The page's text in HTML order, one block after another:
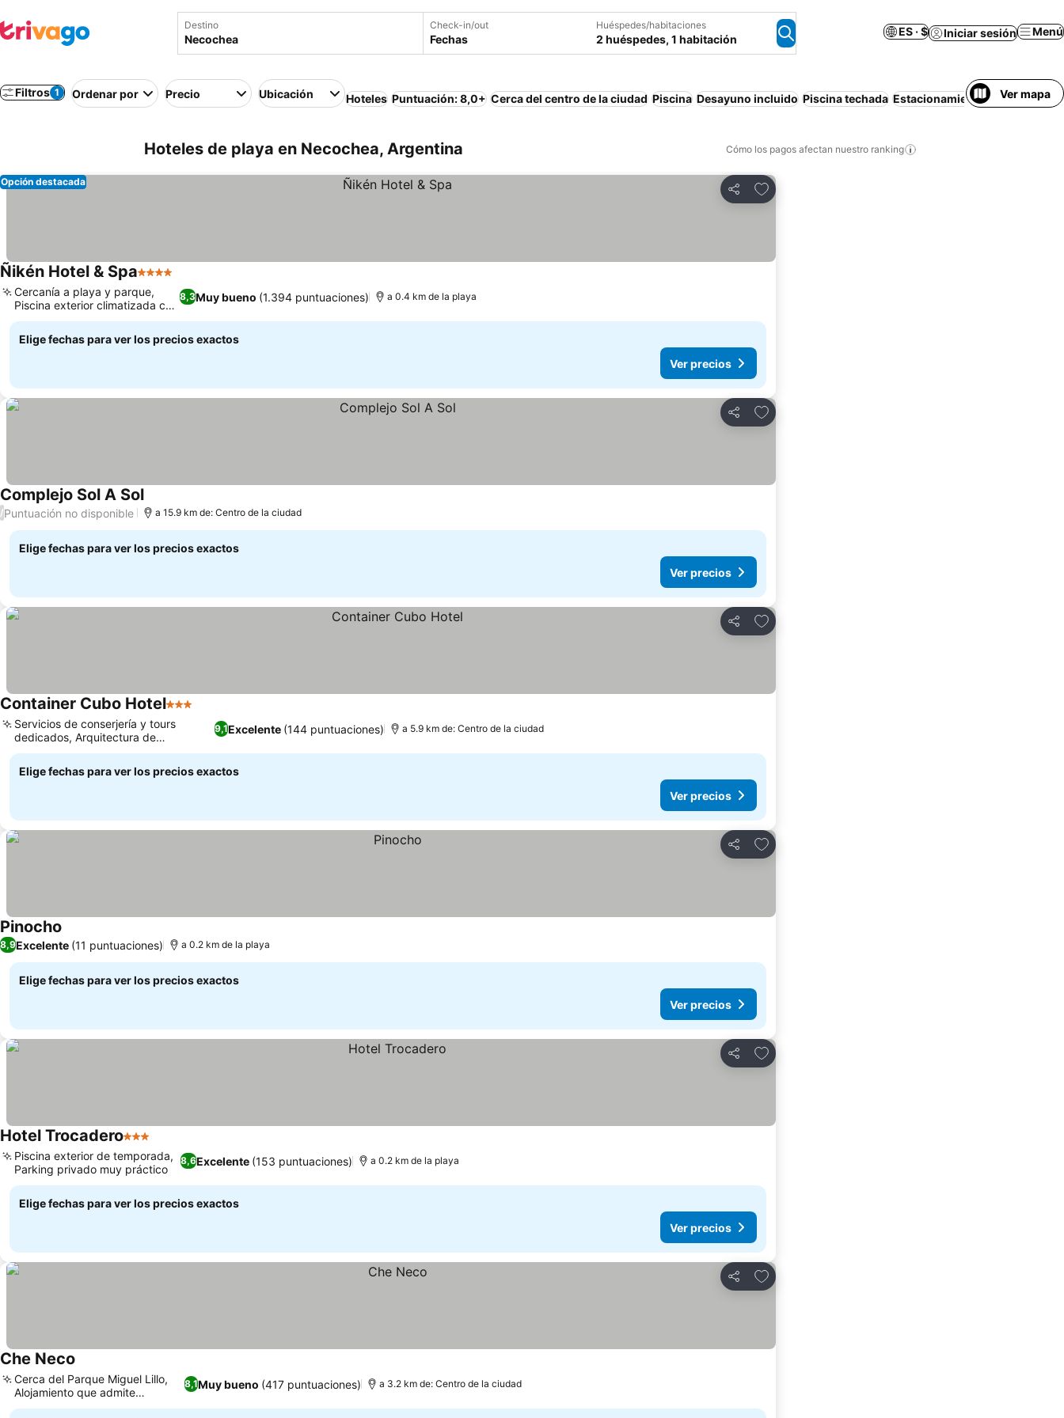
Destino Check-in/out
Fechas
Huéspedes/habitaciones
2 huéspedes, 1 habitación
ES · $ Iniciar sesión Menú
Filtros 1 Ordenar por Precio Ubicación Hoteles Puntuación: 8,0+ Cerca del centro de la ciudad Piscina Desayuno incluido Piscina techada Estacionamiento Apartamento
Ver mapa
Hoteles de playa en Necochea, Argentina Cómo los pagos afectan nuestro ranking
Compartir
Agregar a favoritos
Opción destacada
Ñikén Hotel & Spa4 Estrellas
8,3Muy bueno (1.394 puntuaciones)
Cercanía a playa y parque,
Piscina exterior climatizada con
bar
a 0.4 km de la playa
Elige fechas para ver los precios exactos
Ver precios
Compartir
Agregar a favoritos
Complejo Sol A Sol
/Puntuación no disponible a 15.9 km de: Centro de la ciudad
Elige fechas para ver los precios exactos
Ver precios
Compartir
Agregar a favoritos
Container Cubo Hotel3 Estrellas
9,1Excelente (144 puntuaciones)
Servicios de conserjería y tours
dedicados, Arquitectura de
contenedores única
a 5.9 km de: Centro de la ciudad
Elige fechas para ver los precios exactos
Ver precios
Compartir
Agregar a favoritos
Pinocho
8,9Excelente (11 puntuaciones) a 0.2 km de la playa
Elige fechas para ver los precios exactos
Ver precios
Compartir
Agregar a favoritos
Hotel Trocadero3 Estrellas
8,6Excelente (153 puntuaciones)
Piscina exterior de temporada,
Parking privado muy práctico
a 0.2 km de la playa
Elige fechas para ver los precios exactos
Ver precios
Compartir
Agregar a favoritos
Che Neco
8,1Muy bueno (417 puntuaciones)
Cerca del Parque Miguel Lillo,
Alojamiento que admite
mascotas
a 3.2 km de: Centro de la ciudad